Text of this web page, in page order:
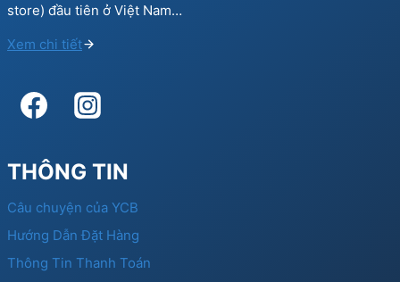
store) đầu tiên ở Việt Nam…
Xem chi tiết
THÔNG TIN
Câu chuyện của YCB
Hướng Dẫn Đặt Hàng
Thông Tin Thanh Toán